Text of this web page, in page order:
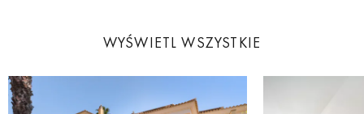
WYŚWIETL WSZYSTKIE